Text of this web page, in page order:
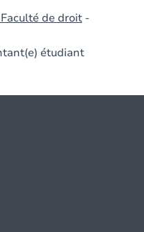
de droit -
étudiant